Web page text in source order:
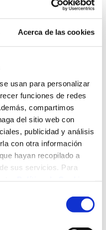
Acerca de las cookies
usan para personalizar
funciones de redes
compartimos
del sitio web con
publicidad y análisis
con otra información
hayan recopilado a
sus servicios. Para
en medicina y
su labor profesional en
del colectivo gitano o
en las que, en el
tengan o puedan tener
mismo, al considerarse
se incluye en el curso
y personal cuyas
en el ámbito sanitario en